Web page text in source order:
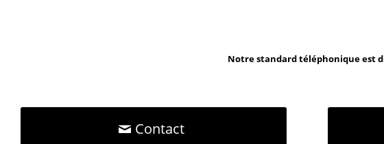
Notre standard téléphonique est
Contact